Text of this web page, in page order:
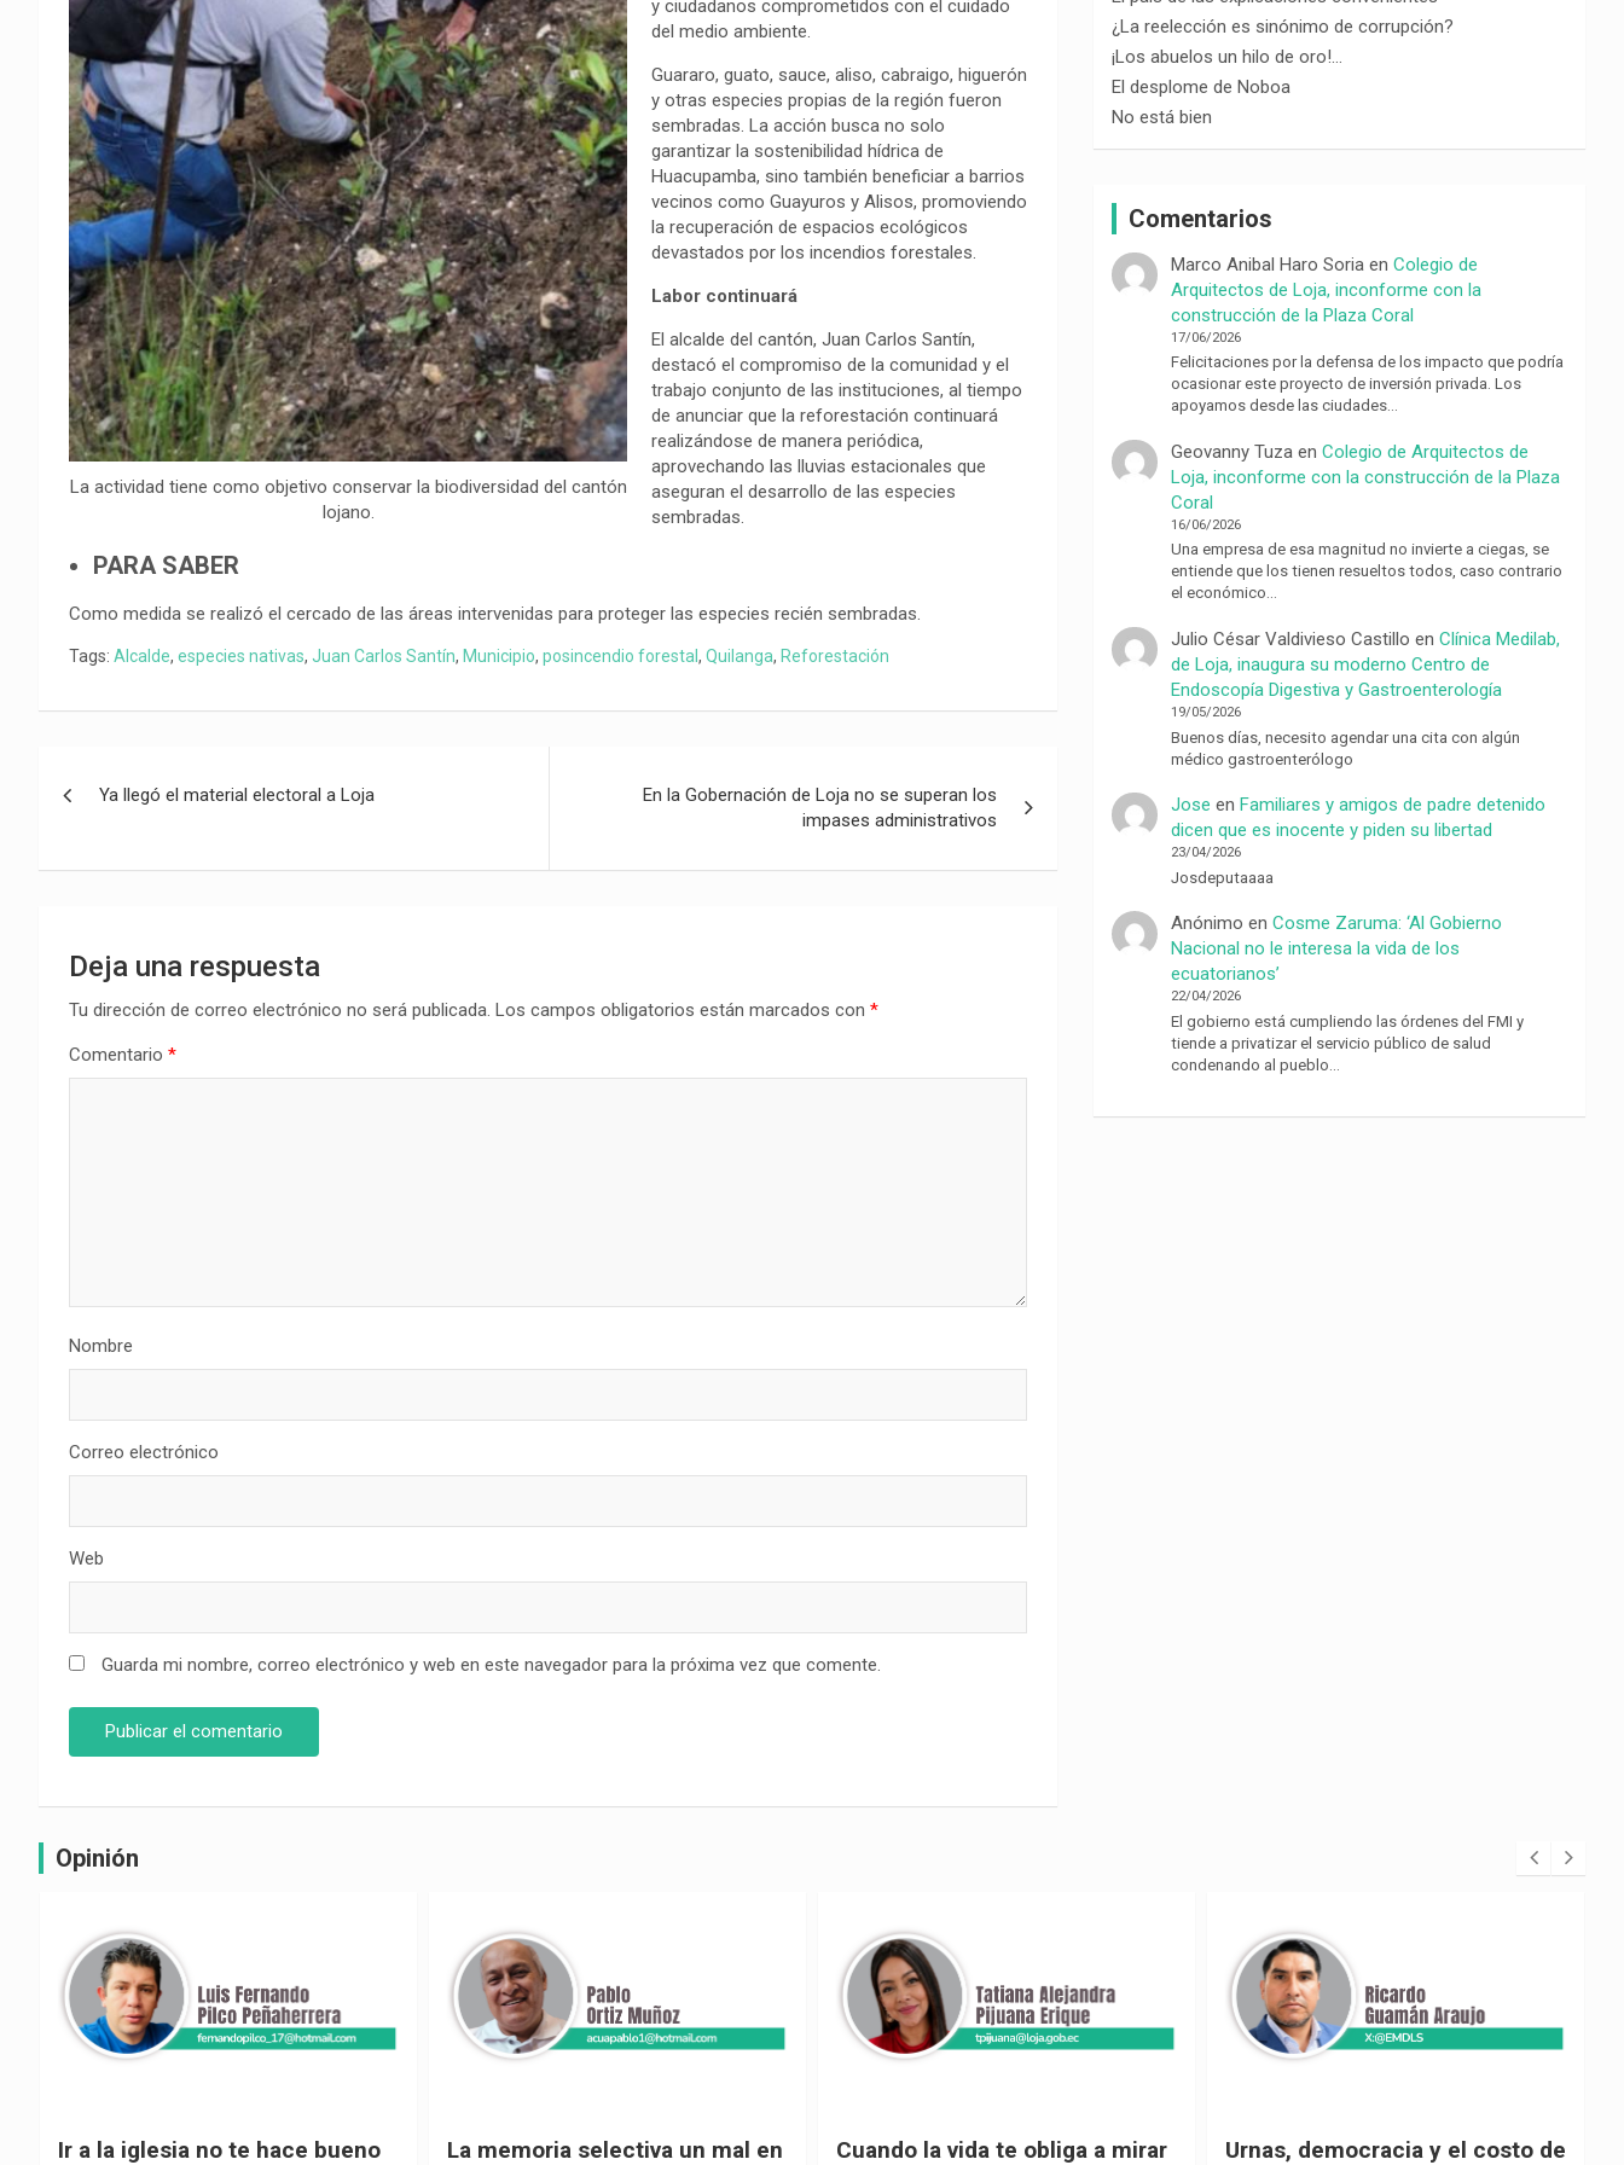
La actividad tiene como objetivo conservar la biodiversidad del cantón
lojano.
y ciudadanos comprometidos con el cuidado
del medio ambiente.
Guararo, guato, sauce, aliso, cabraigo, higuerón
y otras especies propias de la región fueron
sembradas. La acción busca no solo
garantizar la sostenibilidad hídrica de
Huacupamba, sino también beneficiar a barrios
vecinos como Guayuros y Alisos, promoviendo
la recuperación de espacios ecológicos
devastados por los incendios forestales.
Labor continuará
El alcalde del cantón, Juan Carlos Santín,
destacó el compromiso de la comunidad y el
trabajo conjunto de las instituciones, al tiempo
de anunciar que la reforestación continuará
realizándose de manera periódica,
aprovechando las lluvias estacionales que
aseguran el desarrollo de las especies
sembradas.
PARA SABER
Como medida se realizó el cercado de las áreas intervenidas para proteger las especies recién sembradas.
Tags: Alcalde, especies nativas, Juan Carlos Santín, Municipio, posincendio forestal , Quilanga, Reforestación
entradas
Ya llegó el material electoral a Loja
En la Gobernación de Loja no se superan los
impases administrativos
Deja una respuesta
Tu dirección de correo electrónico no será publicada. Los campos obligatorios están marcados con *
Comentario *
Nombre
Correo electrónico
Web
Guarda mi nombre, correo electrónico y web en este navegador para la próxima vez que comente.
¿La reelección es sinónimo de corrupción?
¡Los abuelos un hilo de oro!…
El desplome de Noboa
No está bien
Comentarios
Marco Anibal Haro Soria enColegio de
Arquitectos de Loja, inconforme con la
construcción de la Plaza Coral
17/06/2026
Felicitaciones por la defensa de los impacto que podría
ocasionar este proyecto de inversión privada. Los
apoyamos desde las ciudades…
Geovanny Tuza enColegio de Arquitectos de
Loja, inconforme con la construcción de la Plaza
Coral
16/06/2026
Una empresa de esa magnitud no invierte a ciegas, se
entiende que los tienen resueltos todos, caso contrario
el económico…
Julio César Valdivieso Castillo enClínica Medilab,
de Loja, inaugura su moderno Centro de
Endoscopía Digestiva y Gastroenterología
19/05/2026
Buenos días, necesito agendar una cita con algún
médico gastroenterólogo
Jose enFamiliares y amigos de padre detenido
dicen que es inocente y piden su libertad
23/04/2026
Josdeputaaaa
Anónimo enCosme Zaruma: ‘Al Gobierno
Nacional no le interesa la vida de los
ecuatorianos’
22/04/2026
El gobierno está cumpliendo las órdenes del FMI y
tiende a privatizar el servicio público de salud
condenando al pueblo…
Opinión
La memoria selectiva un mal en
Cuando la vida te obliga a mirar
Urnas, democracia y el costo de
El país de las explicaciones